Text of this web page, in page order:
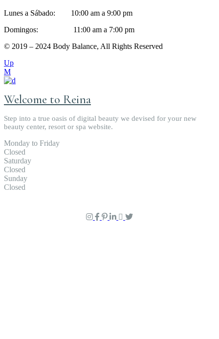
Lunes a Sábado: 10:00 am a 9:00 pm
Domingos: 11:00 am a 7:00 pm
© 2019 – 2024 Body Balance, All Rights Reserved
Up
Welcome to Reina
Step into a true oasis of digital beauty we devised for your new
beauty center, resort or spa website.
Monday to Friday
Closed
Saturday
Closed
Sunday
Closed